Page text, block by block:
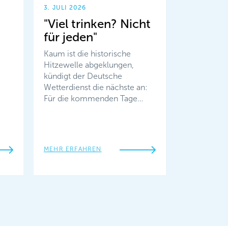
3. JULI 2026
"Viel trinken? Nicht
für jeden"
Kaum ist die historische
Hitzewelle abgeklungen,
kündigt der Deutsche
Wetterdienst die nächste an:
Für die kommenden Tage…
MEHR ERFAHREN